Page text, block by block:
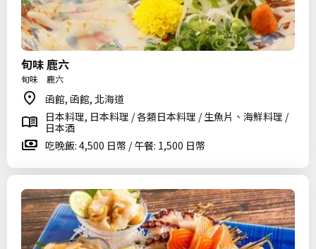
旬味 鹿六
旬味 鹿六
函館, 函館, 北海道
日本料理, 日本料理 / 各類日本料理 / 生魚片、海鮮料理 /
日本酒
吃晚飯: 4,500 日幣 / 午餐: 1,500 日幣